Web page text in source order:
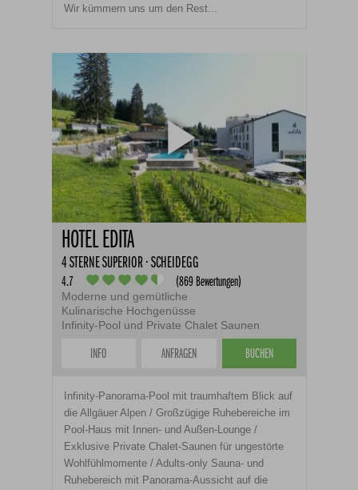
Wir kümmern uns um den Rest...
HOTEL EDITA
4 STERNE SUPERIOR · SCHEIDEGG
4.7 (869 Bewertungen)
Moderne und gemütliche
Kulinarische Hochgenüsse
Infinity-Pool und Private Chalet Saunen
INFO ANFRAGEN BUCHEN
Infinity-Panorama-Pool mit traumhaftem Blick auf
die Allgäuer Alpen / Großzügige Ruhebereiche im
Pool-Haus mit Innen- und Außen-Lounge /
Exklusive Private Chalet-Saunen für ungestörte
Wohlfühlmomente / Adults-only Sauna- und
Ruhebereich mit Panorama-Aussicht auf die